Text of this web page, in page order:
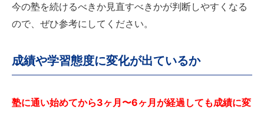
今の塾を続けるべきか見直すべきかが判断しやすくなる
ので、ぜひ参考にしてください。
成績や学習態度に変化が出ているか
塾に通い始めてから3ヶ月〜6ヶ月が経過しても成績に変